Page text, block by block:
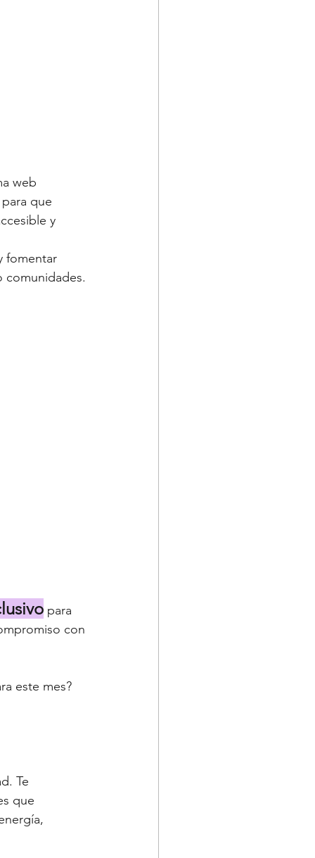
web
que
y
fomentar
comunidades.
para
con
este mes?
Te
que